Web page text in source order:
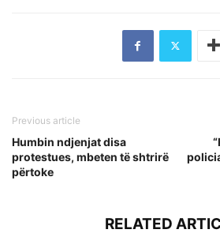
Previous article
Humbin ndjenjat disa
protestues, mbeten të shtrirë
përtoke
RELATED